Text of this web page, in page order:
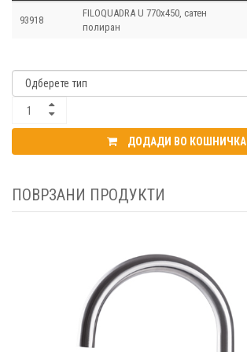
93918
FILOQUADRA U 770х450, сатен
полиран
ДОДАДИ ВО КОШНИЧКА
ПОВРЗАНИ ПРОДУКТИ